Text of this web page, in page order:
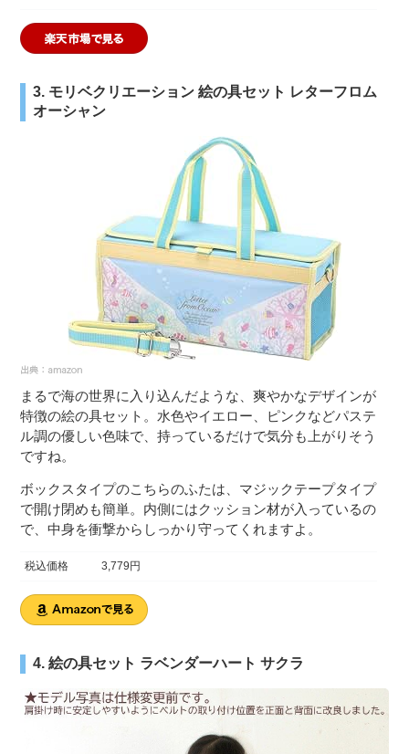
3. モリベクリエーション 絵の具セット レターフロム
オーシャン
まるで海の世界に入り込んだような、爽やかなデザインが
特徴の絵の具セット。水色やイエロー、ピンクなどパステ
ル調の優しい色味で、持っているだけで気分も上がりそう
ですね。
ボックスタイプのこちらのふたは、マジックテープタイプ
で開け閉めも簡単。内側にはクッション材が入っているの
で、中身を衝撃からしっかり守ってくれますよ。
税込価格 3,779円
4. 絵の具セット ラベンダーハート サクラ